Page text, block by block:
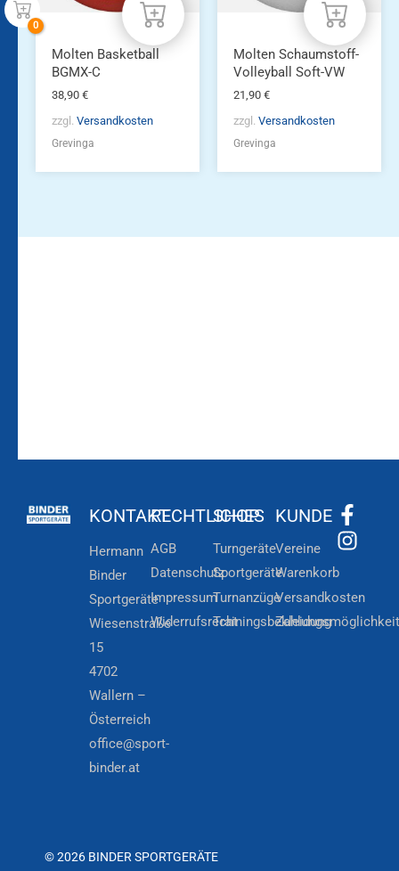
Molten Basketball
BGMX-C
38,90 €
zzgl. Versandkosten
Grevinga
Molten Schaumstoff-
Volleyball Soft-VW
21,90 €
zzgl. Versandkosten
Grevinga
KONTAKT
Hermann
Binder
Sportgeräte
Wiesenstraße
15
4702
Wallern –
Österreich
office@sport-
binder.at
RECHTLICHES
AGB
Datenschutz
Impressum
Widerrufsrecht
SHOP
Turngeräte
Sportgeräte
Turnanzüge
Trainingsbekleidung
KUNDE
Vereine
Warenkorb
Versandkosten
© 2026 BINDER SPORTGERÄTE